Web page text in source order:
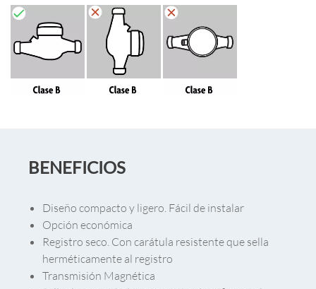
BENEFICIOS
Diseño compacto y ligero. Fácil de instalar
Opción económica
Registro seco. Con carátula resistente que sella
herméticamente al registro
Transmisión Magnética